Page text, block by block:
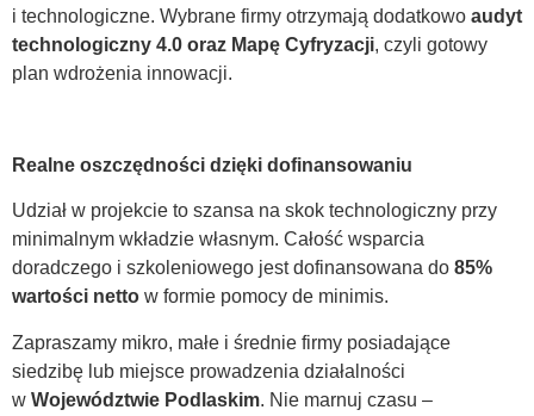
i technologiczne. Wybrane firmy otrzymają dodatkowo audyt
technologiczny 4.0 oraz Mapę Cyfryzacji, czyli gotowy
plan wdrożenia innowacji.
Realne oszczędności dzięki dofinansowaniu
Udział w projekcie to szansa na skok technologiczny przy
minimalnym wkładzie własnym. Całość wsparcia
doradczego i szkoleniowego jest dofinansowana do 85%
wartości netto w formie pomocy de minimis.
Zapraszamy mikro, małe i średnie firmy posiadające
siedzibę lub miejsce prowadzenia działalności
w Województwie Podlaskim. Nie marnuj czasu –